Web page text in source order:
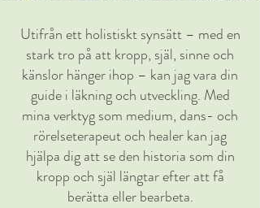
Utifrån ett holistiskt synsätt – med en
stark tro på att kropp, själ, sinne och
känslor hänger ihop – kan jag vara din
guide i läkning och utveckling. Med
mina verktyg som medium, dans- och
rörelseterapeut och healer kan jag
hjälpa dig att se den historia som din
kropp och själ längtar efter att få
berätta eller bearbeta.